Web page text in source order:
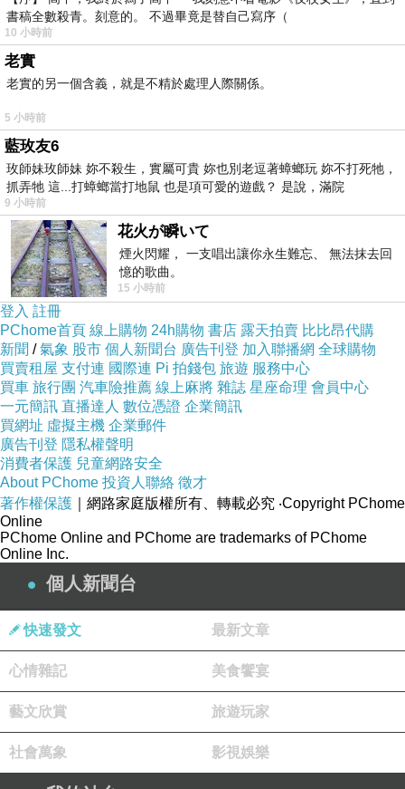
一切都還是要等到進戲院才知道囉。
特報：
官方網站：
https://www.lookingfor-magical-doremi.com/
書稿全數殺青。刻意的。 不過畢竟是替自己寫序（
10 小時前
老實
老實的另一個含義，就是不精於處理人際關係。
5 小時前
藍玫友6
玫師妹玫師妹 妳不殺生，實屬可貴 妳也別老逗著蟑螂玩 妳不打死牠，
抓弄牠 這...打蟑螂當打地鼠 也是項可愛的遊戲？ 是說，滿院
9 小時前
花火が瞬いて
煙火閃耀， 一支唱出讓你永生難忘、 無法抹去回
憶的歌曲。
15 小時前
登入 註冊
PChome首頁 線上購物 24h購物 書店 露天拍賣 比比昂代購
新聞 /氣象 股市 個人新聞台 廣告刊登 加入聯播網 全球購物
買賣租屋 支付連 國際連 Pi 拍錢包 旅遊 服務中心
買車 旅行團 汽車險推薦 線上麻將 雜誌 星座命理 會員中心
一元簡訊 直播達人 數位憑證 企業簡訊
買網址 虛擬主機 企業郵件
廣告刊登 隱私權聲明
消費者保護 兒童網路安全
About PChome 投資人聯絡 徵才
著作權保護 ｜網路家庭版權所有、轉載必究 ‧Copyright PChome
Online
PChome Online and PChome are trademarks of PChome
Online Inc.
個人新聞台
快速發文 最新文章
心情雜記 美食饗宴
藝文欣賞 旅遊玩家
社會萬象 影視娛樂